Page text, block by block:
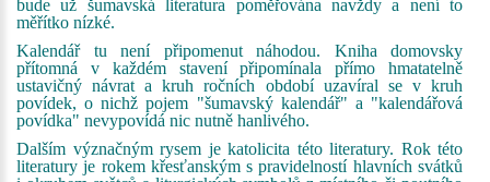
bude už šumavská literatura poměřována navždy a není to
měřítko nízké.
Kalendář tu není připomenut náhodou. Kniha domovsky
přítomná v každém stavení připomínala přímo hmatatelně
ustavičný návrat a kruh ročních období uzavíral se v kruh
povídek, o nichž pojem "šumavský kalendář" a "kalendářová
povídka" nevypovídá nic nutně hanlivého.
Dalším význačným rysem je katolicita této literatury. Rok této
literatury je rokem křesťanským s pravidelností hlavních svátků